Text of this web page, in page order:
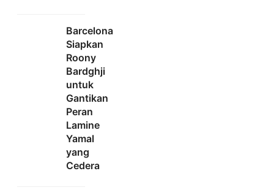
Barcelona
Siapkan
Roony
Bardghji
untuk
Gantikan
Peran
Lamine
Yamal
yang
Cedera